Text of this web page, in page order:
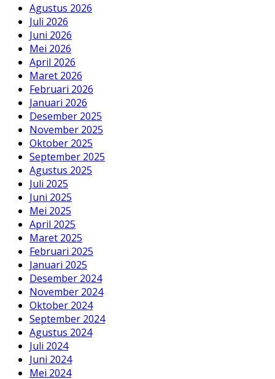
Agustus 2026
Juli 2026
Juni 2026
Mei 2026
April 2026
Maret 2026
Februari 2026
Januari 2026
Desember 2025
November 2025
Oktober 2025
September 2025
Agustus 2025
Juli 2025
Juni 2025
Mei 2025
April 2025
Maret 2025
Februari 2025
Januari 2025
Desember 2024
November 2024
Oktober 2024
September 2024
Agustus 2024
Juli 2024
Juni 2024
Mei 2024